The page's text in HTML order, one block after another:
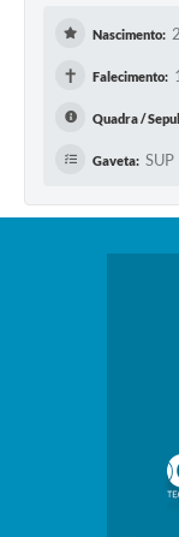
Nascimento:
✝ Falecimento:
Quadra /
Gaveta: SUP